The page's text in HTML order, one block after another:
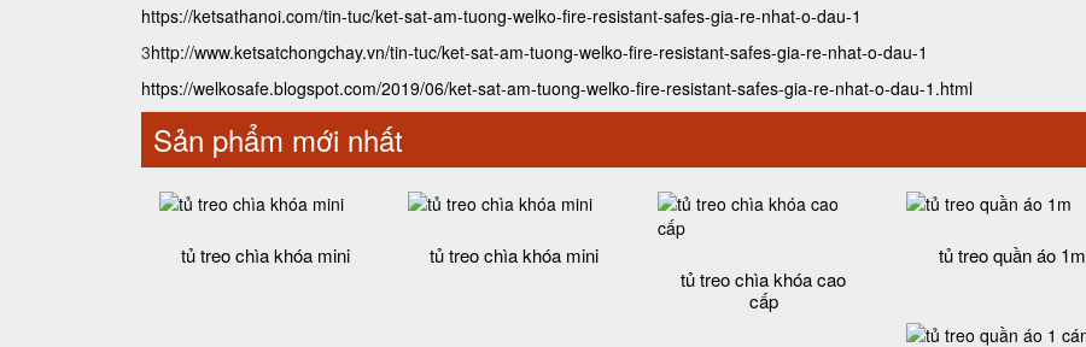
https://ketsathanoi.com/tin-tuc/ket-sat-am-tuong-welko-fire-resistant-safes-gia-re-nhat-o-dau-1
3http://www.ketsatchongchay.vn/tin-tuc/ket-sat-am-tuong-welko-fire-resistant-safes-gia-re-nhat-o-dau-1
https://welkosafe.blogspot.com/2019/06/ket-sat-am-tuong-welko-fire-resistant-safes-gia-re-nhat-o-dau-1.html
Sản phẩm mới nhất
tủ treo chìa khóa mini
tủ treo chìa khóa mini
tủ treo chìa khóa cao
cấp
tủ treo quần áo 1m